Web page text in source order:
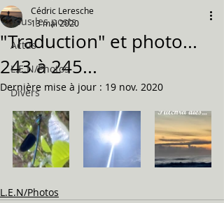
Tous les posts
Actus
L.E.N/Photos
Divers
"Traduction" et photo...
243 à 245...
Cédric Leresche
13 mai 2020
Dernière mise à jour : 19 nov. 2020
L.E.N/Photos